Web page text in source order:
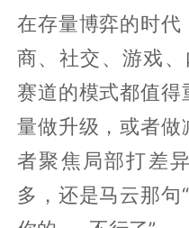
在存量博弈的时代
商、社交、游戏
赛道的模式都值
量做升级，或者做
者聚焦局部打差
多，还是马云那